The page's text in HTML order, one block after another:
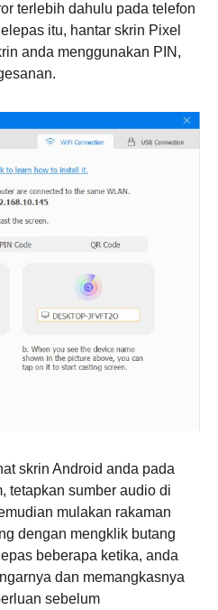
terlebih dahulu pada telefon
itu, hantar skrin Pixel
anda menggunakan PIN,
skrin Android anda pada
tetapkan sumber audio di
mulakan rakaman
dengan mengklik butang
beberapa ketika, anda
dan memangkasnya
sebelum